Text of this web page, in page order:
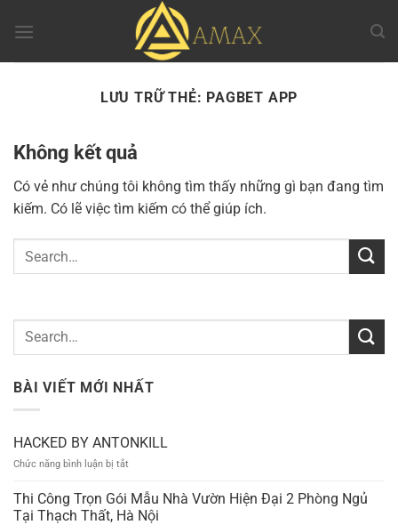
đến
LƯU TRỮ THẺ: PAGBET APP
Không kết quả
Có vẻ như chúng tôi không tìm thấy những gì bạn đang tìm
kiếm. Có lẽ việc tìm kiếm có thể giúp ích.
BÀI VIẾT MỚI NHẤT
HACKED BY ANTONKILL
Chức năng bình luận bị tắt
BY
ANTONKILL
Thi Công Trọn Gói Mẫu Nhà Vườn Hiện Đại 2 Phòng Ngủ
Tại Thạch Thất, Hà Nội